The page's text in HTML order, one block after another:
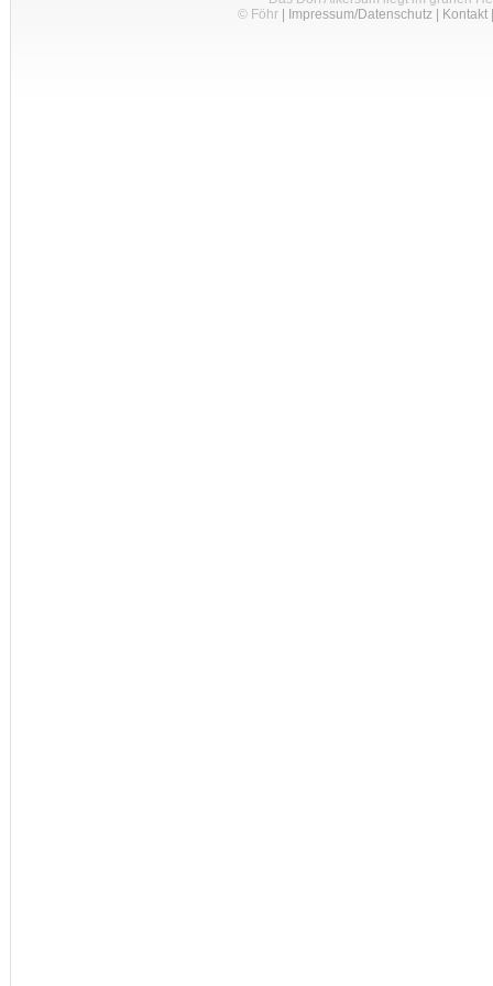
© Föhr| Impressum/Datenschutz| Kontakt